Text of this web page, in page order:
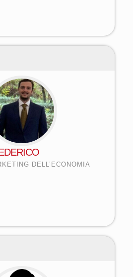
DELL’ECONOMIA